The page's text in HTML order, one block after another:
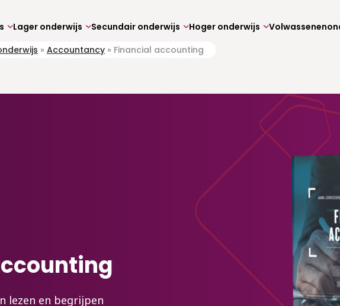
Lager onderwijs Secundair onderwijs Hoger onderwijs
» Accountancy » Financial accounting
lezen en begrijpen